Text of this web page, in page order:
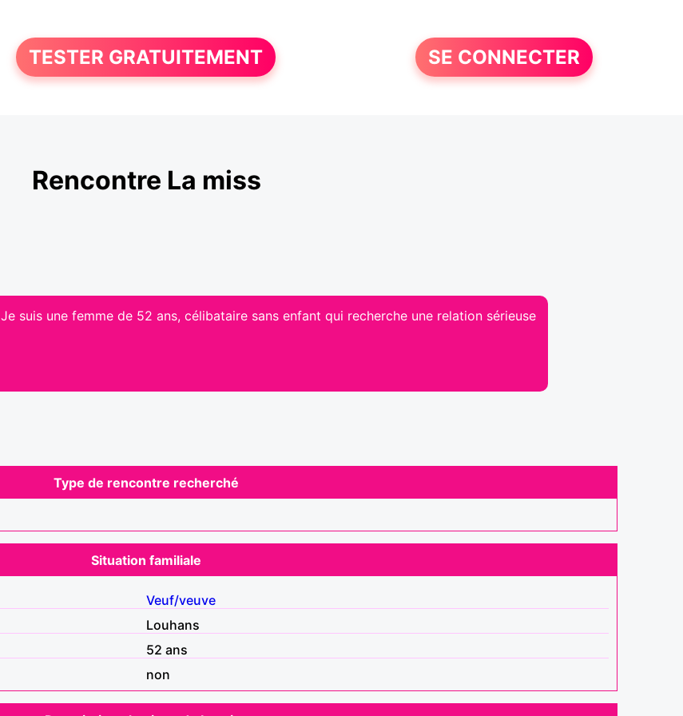
TESTER GRATUITEMENT SE CONNECTER
Rencontre La miss
Je suis une femme de 52 ans, célibataire sans enfant qui recherche une relation sérieuse
Type de rencontre recherché
Situation familiale
Veuf/veuve
Louhans
52 ans
non